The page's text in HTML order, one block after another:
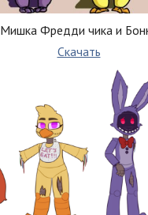
Мишка Фредди чика и
Скачать